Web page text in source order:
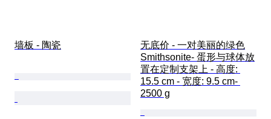
墙板 - 陶瓷
无底价 - 一对美丽的绿色
Smithsonite- 蛋形与球体放
置在定制支架上 - 高度:
15.5 cm - 宽度: 9.5 cm-
2500 g